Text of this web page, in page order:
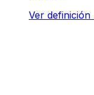
Ver definición